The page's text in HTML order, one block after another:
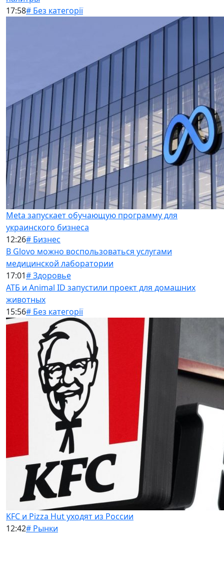
17:58# Без категорії
Meta запускает обучающую программу для
украинского бизнеса
12:26# Бизнес
В Glovo можно воспользоваться услугами
медицинской лаборатории
17:01# Здоровье
АТБ и Animal ID запустили проект для домашних
животных
15:56# Без категорії
KFC и Pizza Hut уходят из России
12:42# Рынки